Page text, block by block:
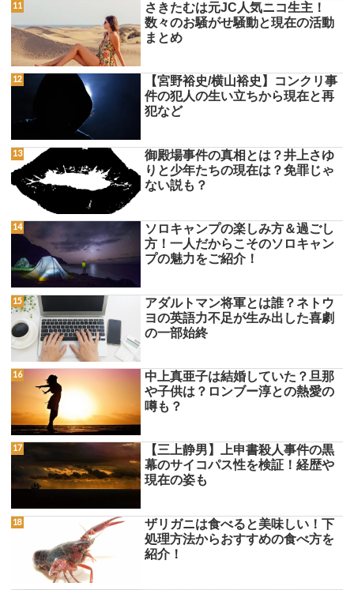
さきたむは元JC人気ニコ生主！
数々のお騒がせ騒動と現在の活動
まとめ
【宮野裕史/横山裕史】コンクリ事
件の犯人の生い立ちから現在と再
犯など
御殿場事件の真相とは？井上さゆ
りと少年たちの現在は？免罪じゃ
ない説も？
ソロキャンプの楽しみ方＆過ごし
方！一人だからこそのソロキャン
プの魅力をご紹介！
アダルトマン将軍とは誰？ネトウ
ヨの英語力不足が生み出した喜劇
の一部始終
中上真亜子は結婚していた？旦那
や子供は？ロンブー淳との熱愛の
噂も？
【三上静男】上申書殺人事件の黒
幕のサイコパス性を検証！経歴や
現在の姿も
ザリガニは食べると美味しい！下
処理方法からおすすめの食べ方を
紹介！